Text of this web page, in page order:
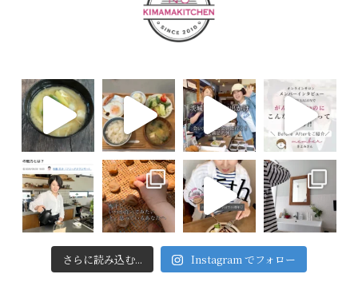
さらに読み込む... Instagram でフォロー